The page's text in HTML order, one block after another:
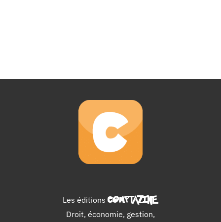
Les éditions COMPTAZINE.
Droit, économie, gestion,